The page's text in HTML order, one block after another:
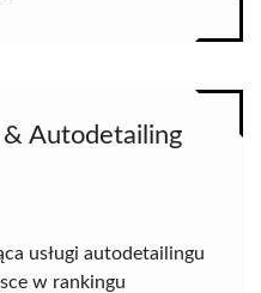
& Autodetailing
usługi autodetailingu
w rankingu